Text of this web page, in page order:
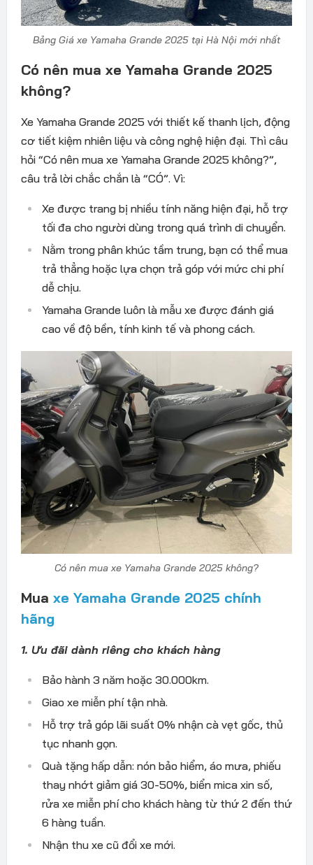
Bảng Giá xe Yamaha Grande 2025 tại Hà Nội mới nhất
Có nên mua xe Yamaha Grande 2025
không?
Xe Yamaha Grande 2025 với thiết kế thanh lịch, động
cơ tiết kiệm nhiên liệu và công nghệ hiện đại. Thì câu
hỏi “Có nên mua xe Yamaha Grande 2025 không?”,
câu trả lời chắc chắn là “CÓ”. Vì:
Xe được trang bị nhiều tính năng hiện đại, hỗ trợ
tối đa cho người dùng trong quá trình di chuyển.
Nằm trong phân khúc tầm trung, bạn có thể mua
trả thẳng hoặc lựa chọn trả góp với mức chi phí
dễ chịu.
Yamaha Grande luôn là mẫu xe được đánh giá
cao về độ bền, tính kinh tế và phong cách.
Có nên mua xe Yamaha Grande 2025 không?
Mua xe Yamaha Grande 2025 chính
hãng
1. Ưu đãi dành riêng cho khách hàng
Bảo hành 3 năm hoặc 30.000km.
Giao xe miễn phí tận nhà.
Hỗ trợ trả góp lãi suất 0% nhận cà vẹt gốc, thủ
tục nhanh gọn.
Quà tặng hấp dẫn: nón bảo hiểm, áo mưa, phiếu
thay nhớt giảm giá 30-50%, biển mica xin số,
rửa xe miễn phí cho khách hàng từ thứ 2 đến thứ
6 hàng tuần.
Nhận thu xe cũ đổi xe mới.